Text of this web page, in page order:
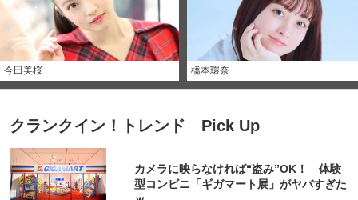
今田美桜 橋本環奈
クランクイン！トレンド Pick Up
カメラに映らなければ“盗み”OK！ 体験
型コンビニ「ギガマート展」がヤバすぎた